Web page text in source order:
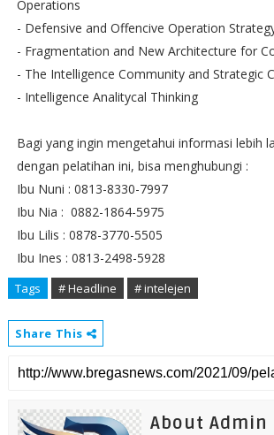
Operations
- Defensive and Offencive Operation
- Fragmentation and New Architecture for
- The Intelligence Community and Strategic
- Intelligence Analitycal Thinking
Bagi yang ingin mengetahui informasi lebih
dengan pelatihan ini, bisa menghubungi :
Ibu Nuni : 0813-8330-7997
Ibu Nia : 0882-1864-5975
Ibu Lilis : 0878-3770-5505
Ibu Ines : 0813-2498-5928
Tags # Headline # intelejen
Share This
About Admin